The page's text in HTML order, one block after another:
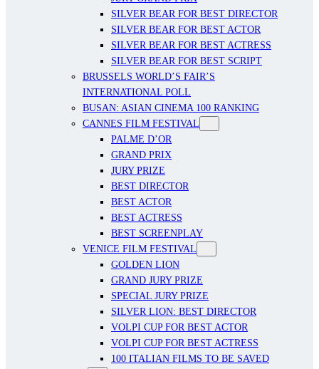
SILVER BEAR FOR BEST DIRECTOR
SILVER BEAR FOR BEST ACTOR
SILVER BEAR FOR BEST ACTRESS
SILVER BEAR FOR BEST SCRIPT
BRUSSELS WORLD’S FAIR’S
INTERNATIONAL POLL
BUSAN: ASIAN CINEMA 100 RANKING
CANNES FILM FESTIVAL
PALME D’OR
GRAND PRIX
JURY PRIZE
BEST DIRECTOR
BEST ACTOR
BEST ACTRESS
BEST SCREENPLAY
VENICE FILM FESTIVAL
GOLDEN LION
GRAND JURY PRIZE
SPECIAL JURY PRIZE
SILVER LION: BEST DIRECTOR
VOLPI CUP FOR BEST ACTOR
VOLPI CUP FOR BEST ACTRESS
100 ITALIAN FILMS TO BE SAVED